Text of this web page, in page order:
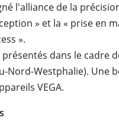
l'alliance de la
» et la « prise en
».
dans le cadre
Nord-Westphalie).
VEGA.